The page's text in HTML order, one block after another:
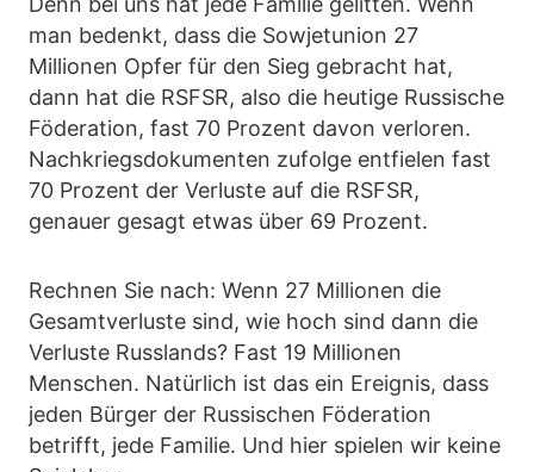
man bedenkt, dass die Sowjetunion 27
Millionen Opfer für den Sieg gebracht hat,
dann hat die RSFSR, also die heutige Russische
Föderation, fast 70 Prozent davon verloren.
Nachkriegsdokumenten zufolge entfielen fast
70 Prozent der Verluste auf die RSFSR,
genauer gesagt etwas über 69 Prozent.
Rechnen Sie nach: Wenn 27 Millionen die
Gesamtverluste sind, wie hoch sind dann die
Verluste Russlands? Fast 19 Millionen
Menschen. Natürlich ist das ein Ereignis, dass
jeden Bürger der Russischen Föderation
betrifft, jede Familie. Und hier spielen wir keine